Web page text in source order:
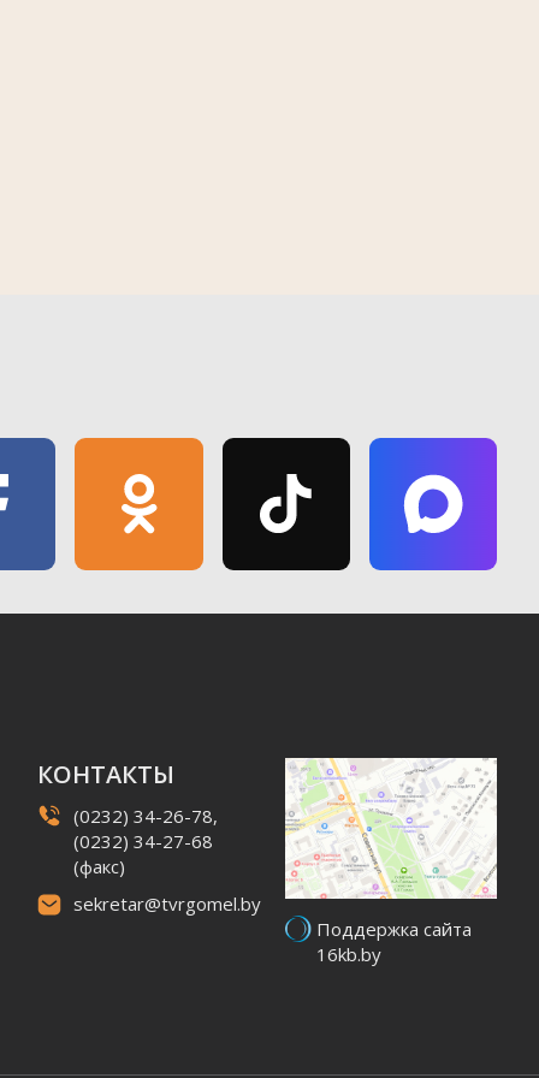
области
КОНТАКТЫ
(0232) 34-26-78,
(0232) 34-27-68
(факс)
sekretar@tvrgomel.by
Поддержка сайта
16kb.by